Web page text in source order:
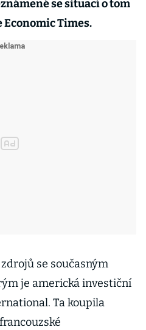
se situací o tom
Times.
se současným
je americká investiční
Ta koupila